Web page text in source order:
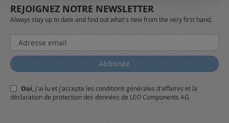
REJOIGNEZ NOTRE NEWSLETTER
Always stay up to date and find out what's new from the very first hand.
Inscription
à
notre
lettre
:
Abbonez
Oui, j'ai lu et j'accepte les conditions générales d'affaires et la
déclaration de protection des données de LEO Components AG